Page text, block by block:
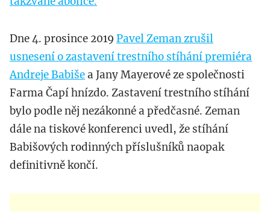
Dne 4. prosince 2019 Pavel Zeman zrušil
usnesení o zastavení trestního stíhání premiéra
Andreje Babišea Jany Mayerové ze společnosti
Farma Čapí hnízdo. Zastavení trestního stíhání
bylo podle něj nezákonné a předčasné. Zeman
dále na tiskové konferenci uvedl, že stíhání
Babišových rodinných příslušníků naopak
definitivně končí.